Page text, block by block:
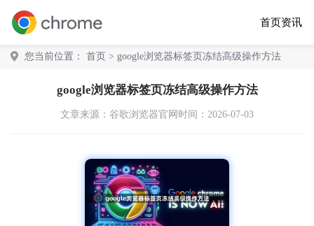
首页资讯
您当前位置： 首页 > google浏览器标签页冻结高级操作方法
google浏览器标签页冻结高级操作方法
文章来源： 谷歌浏览器官网 时间：2026-07-03